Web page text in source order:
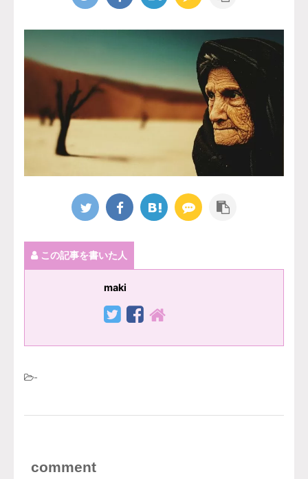
この記事を書いた人
maki
-
comment